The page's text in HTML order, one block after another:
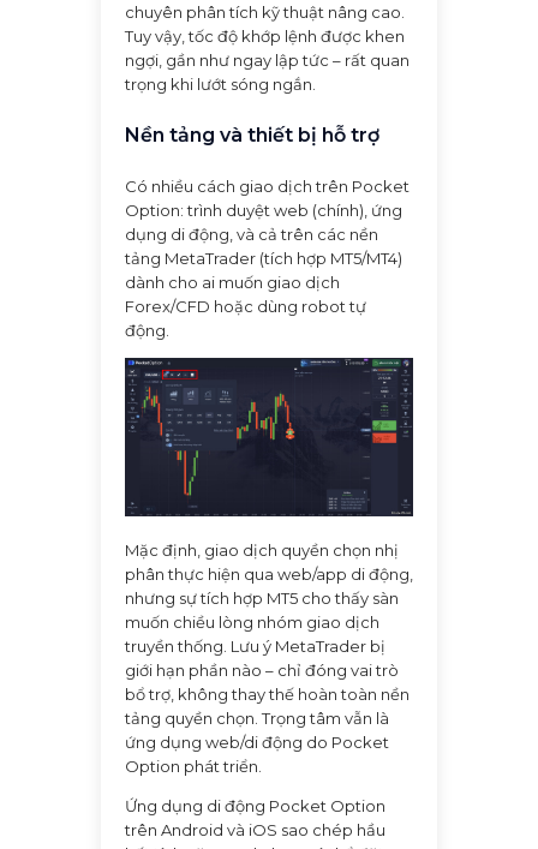
chuyên phân tích kỹ thuật nâng cao.
Tuy vậy, tốc độ khớp lệnh được khen
ngợi, gần như ngay lập tức – rất quan
trọng khi lướt sóng ngắn.
Nền tảng và thiết bị hỗ trợ
Có nhiều cách giao dịch trên Pocket
Option: trình duyệt web (chính), ứng
dụng di động, và cả trên các nền
tảng MetaTrader (tích hợp MT5/MT4)
dành cho ai muốn giao dịch
Forex/CFD hoặc dùng robot tự
động.
Mặc định, giao dịch quyền chọn nhị
phân thực hiện qua web/app di động,
nhưng sự tích hợp MT5 cho thấy sàn
muốn chiều lòng nhóm giao dịch
truyền thống. Lưu ý MetaTrader bị
giới hạn phần nào – chỉ đóng vai trò
bổ trợ, không thay thế hoàn toàn nền
tảng quyền chọn. Trọng tâm vẫn là
ứng dụng web/di động do Pocket
Option phát triển.
Ứng dụng di động Pocket Option
trên Android và iOS sao chép hầu